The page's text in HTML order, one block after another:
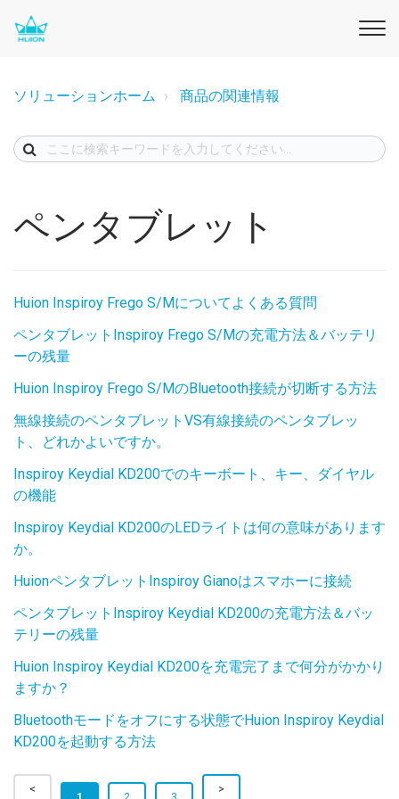
ソリューションホーム 商品の関連情報
ペンタブレット
Huion Inspiroy Frego S/Mについてよくある質問
ペンタブレットInspiroy Frego S/Mの充電方法＆バッテリ
ーの残量
Huion Inspiroy Frego S/MのBluetooth接続が切断する方法
無線接続のペンタブレットVS有線接続のペンタブレッ
ト、どれかよいですか。
Inspiroy Keydial KD200でのキーボート、キー、ダイヤル
の機能
Inspiroy Keydial KD200のLEDライトは何の意味があります
か。
HuionペンタブレットInspiroy Gianoはスマホーに接続
ペンタブレットInspiroy Keydial KD200の充電方法＆バッ
テリーの残量
Huion Inspiroy Keydial KD200を充電完了まで何分がかかり
ますか？
Bluetoothモードをオフにする状態でHuion Inspiroy Keydial
KD200を起動する方法